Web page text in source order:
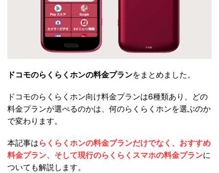
ドコモのらくらくホンの料金プランをまとめました。
ドコモのらくらくホン向け料金プランは6種類あり、どの
料金プランが選べるのかは、何のらくらくホンを選ぶのか
で変わります。
本記事はらくらくホンの料金プランだけでなく、おすすめ
料金プラン、そして現行のらくらくスマホの料金プランに
ついても解説します。